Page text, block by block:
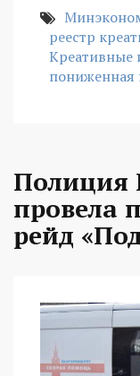
реестр
Креативные
пониженная
Полиция
провела
рейд